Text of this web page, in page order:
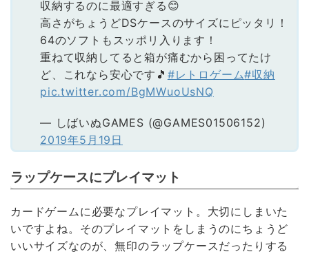
収納するのに最適すぎる😊
高さがちょうどDSケースのサイズにピッタリ！
64のソフトもスッポリ入ります！
重ねて収納してると箱が痛むから困ってたけ
ど、これなら安心です🎵 #レトロゲーム#収納
pic.twitter.com/BgMWuoUsNQ
— しばいぬGAMES (@GAMES01506152)
2019年5月19日
ラップケースにプレイマット
カードゲームに必要なプレイマット。大切にしまいた
いですよね。そのプレイマットをしまうのにちょうど
いいサイズなのが、無印のラップケースだったりする